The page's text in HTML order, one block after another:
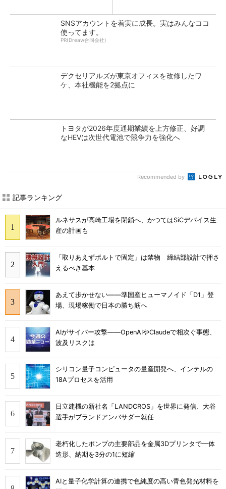
SNSアカウントを着実に成長。実はみんなココ
使ってます。
PR(Dreaw合同会社)
デクセリアルズが東京オフィスを改修したワ
ケ、本社機能を2拠点に
トヨタが2026年度通期業績を上方修正、好調
なHEVは次世代電池で競争力を強化へ
Recommended by
記事ランキング
ルネサスが高崎工場を閉鎖へ、かつてはSiCデバイス生
産の計画も
「取りあえずボルトで固定」は禁物 締結部設計で押さ
えるべき基本
あえて歩かせない――準国産ヒューマノイド「D1」登
場、現場稼働で日本の勝ち筋へ
AIがサイバー攻撃――OpenAIやClaudeで相次ぐ事態、
波及リスクは
シリコン量子コンピュータの量産開発へ、インテルの
18Aプロセスを活用
日立建機の新社名「LANDCROS」を世界に発信、大谷
選手がブランドアンバサダー就任
老朽化したポンプの主要部品を金属3Dプリンタで一体
造形、納期を3分の1に短縮
AIと量子化学計算の連携で色純度の高い青色発光材料を